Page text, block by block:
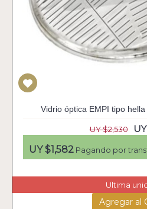
Vidrio óptica EMPI tipo
UY $2,530
UY $1,582Pagando por
Ultima
Agregar al